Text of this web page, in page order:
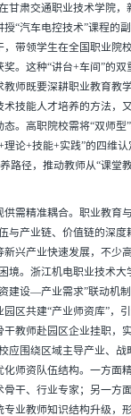
甘肃交通职业技术学院，
“汽车电控技术”课程的
带领学生在全国职业院
。这种“讲台+车间”的双
师既要深耕职业教育教
技能人才培养的方法，
。高职院校需将“双师型
论+技能+实践”的四维
路径，推动教师从“课堂
需精准耦合。职业教育
与产业链、价值链的深度
新兴产业快速发展，不少
境。浙江机电职业技术大
建设—产业需求”联动机
区共建“产业师资库”，
教师赴园区企业挂职，
应围绕区域主导产业、
师资队伍结构。一方面
骨干、行业专家；另一方
专业教师知识结构升级，